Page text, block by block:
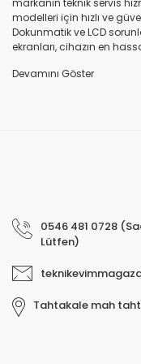
markanın teknik servis
modelleri için hızlı ve
Dokunmatik ve LCD
ekranları, cihazın en
uyumlu olup olmadığına
0546 481 0728
Lütfen)
Tahtakale mah